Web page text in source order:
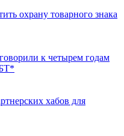
охрану товарного знака
к четырем годам
хабов для